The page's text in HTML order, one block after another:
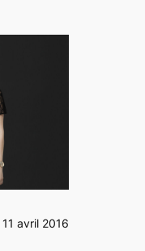
11 avril 2016